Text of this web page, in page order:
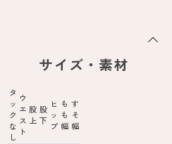
サイズ・素材
タ
ッ
ク
な
し
ウ
エ
ス
ト
股
上
股
下
ヒ
ッ
プ
も
も
幅
す
そ
幅